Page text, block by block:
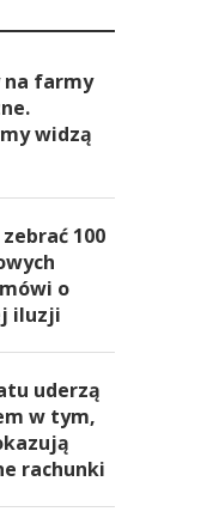
na farmy
widzą
100
o
iluzji
uderzą
w tym,
rachunki